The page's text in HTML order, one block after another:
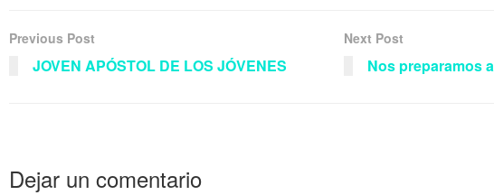
Previous Post
JOVEN APÓSTOL DE LOS JÓVENES
Next Post
Nos preparamos
Dejar un comentario